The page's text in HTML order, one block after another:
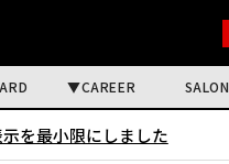
CAREER SALON
を最小限にしました